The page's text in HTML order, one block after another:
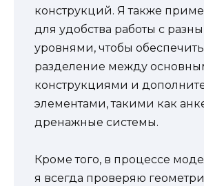
конструкций. Я также
для удобства работы с
уровнями, чтобы
разделение между
конструкциями и
элементами, такими как
дренажные системы.
Кроме того, в процессе
я всегда проверяю